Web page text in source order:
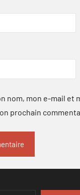
nom, mon e-mail et
prochain